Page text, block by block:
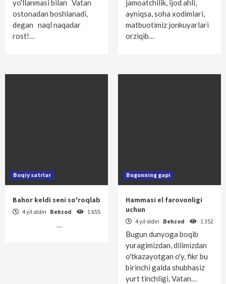
yo'llanmasi bilan Vatan
ostonadan boshlanadi,
degan naql naqadar
rost!…
jamoatchilik, ijod ahli,
ayniqsa, soha xodimlari,
matbuotimiz jonkuyarlari
orziqib…
Boqiy satrlar
Bahor keldi seni so'roqlab
4 yil oldin Behzod 1 655
…
Bugunning gapi
Hammasi el farovonligi
uchun
4 yil oldin Behzod 1 352
Bugun dunyoga boqib
yuragimizdan, dilimizdan
o'tkazayotgan o'y, fikr bu
birinchi galda shubhasiz
yurt tinchligi, Vatan…